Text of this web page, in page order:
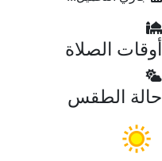
أوقات الصلاة
حالة الطقس